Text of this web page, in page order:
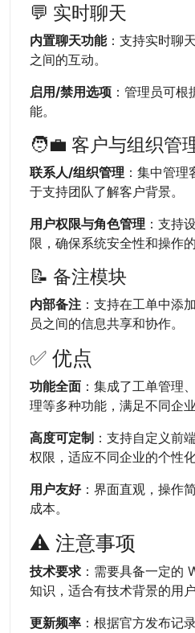
💬 实时聊天
内置聊天功能：支持实时聊
之间的互动。
启用/禁用选项 ：管理员可
能。
🧑‍💼 客户与组织管
联系人/组织管理 ：集中管
于支持团队了解客户背景。
用户权限与角色管理 ：支持
限，确保系统安全性和操作的
📝 备注模块
内部备注 ：支持在工单中添
员之间的信息共享和协作。
✅ 优点
功能全面 ：集成了工单管理
理等多种功能，满足不同企
高度可定制 ：支持自定义前
权限，适应不同企业的个性化
用户友好：界面直观，操作
成本。
⚠️ 注意事项
技术要求 ：需要具备一定的
知识，适合有技术背景的用户
更新频率 ：根据官方发布记